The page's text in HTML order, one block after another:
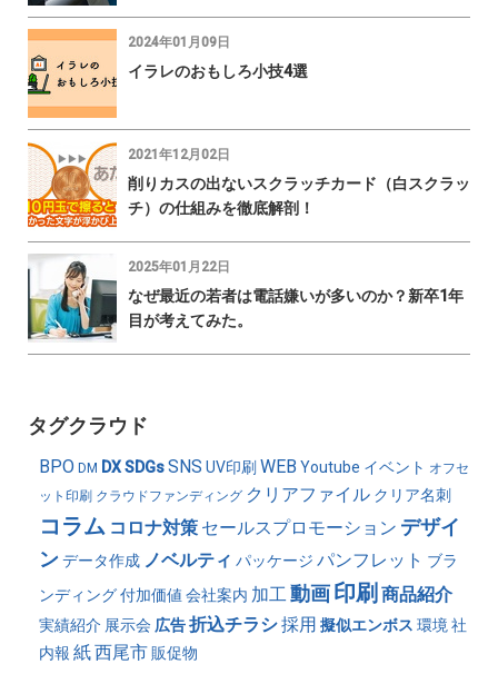
2024年01月09日
イラレのおもしろ小技4選
2021年12月02日
削りカスの出ないスクラッチカード（白スクラッ
チ）の仕組みを徹底解剖！
2025年01月22日
なぜ最近の若者は電話嫌いが多いのか？新卒1年
目が考えてみた。
タグクラウド
BPO DM DXSDGsSNS UV印刷 WEB Youtube イベント オフセ
ット印刷 クラウドファンディング クリアファイル クリア名刺
コラム コロナ対策 セールスプロモーション デザイ
ンデータ作成 ノベルティ パッケージ パンフレット ブラ
ンディング付加価値 会社案内 加工 動画印刷 商品紹介
実績紹介 展示会 広告折込チラシ採用 擬似エンボス 環境 社
内報 紙西尾市 販促物